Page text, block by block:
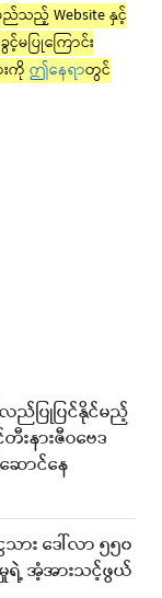
ည်သည့် Website နှင့်
မပြုကြောင်း
ကို ဤနေရာတွင်
ပြုပြင်နိုင်မည့်
းနားဇီဝဗေဒ
ောင်နေ
း ဒေါ်လာ ၅၅၀
အံ့အားသင့်ဖွယ်